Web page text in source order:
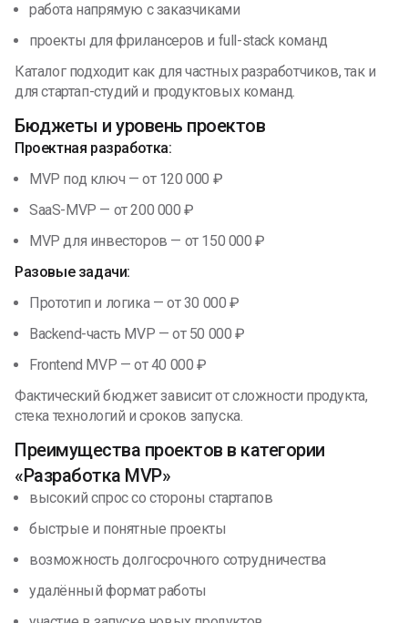
работа напрямую с заказчиками
проекты для фрилансеров и full-stack команд
Каталог подходит как для частных разработчиков, так и
для стартап-студий и продуктовых команд.
Бюджеты и уровень проектов
Проектная разработка:
MVP под ключ — от 120 000 ₽
SaaS-MVP — от 200 000 ₽
MVP для инвесторов — от 150 000 ₽
Разовые задачи:
Прототип и логика — от 30 000 ₽
Backend-часть MVP — от 50 000 ₽
Frontend MVP — от 40 000 ₽
Фактический бюджет зависит от сложности продукта,
стека технологий и сроков запуска.
Преимущества проектов в категории
«Разработка MVP»
высокий спрос со стороны стартапов
быстрые и понятные проекты
возможность долгосрочного сотрудничества
удалённый формат работы